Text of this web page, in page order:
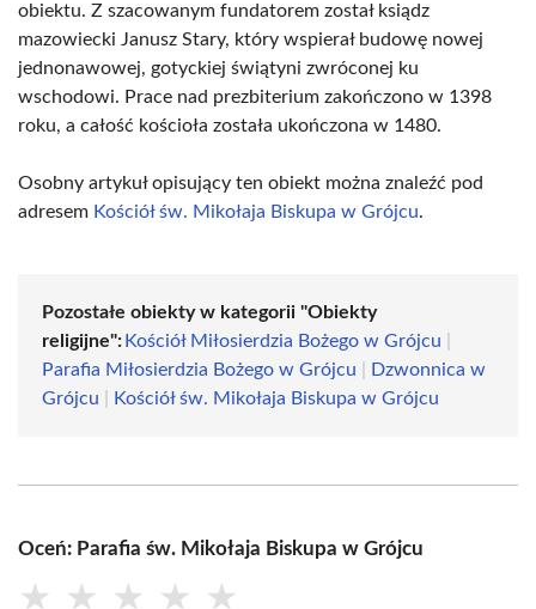
obiektu. Z szacowanym fundatorem został ksiądz
mazowiecki Janusz Stary, który wspierał budowę nowej
jednonawowej, gotyckiej świątyni zwróconej ku
wschodowi. Prace nad prezbiterium zakończono w 1398
roku, a całość kościoła została ukończona w 1480.
Osobny artykuł opisujący ten obiekt można znaleźć pod
adresem Kościół św. Mikołaja Biskupa w Grójcu.
Pozostałe obiekty w kategorii "Obiekty
religijne": Kościół Miłosierdzia Bożego w Grójcu
Parafia Miłosierdzia Bożego w Grójcu
Dzwonnica w
Grójcu
Kościół św. Mikołaja Biskupa w Grójcu
Oceń: Parafia św. Mikołaja Biskupa w Grójcu
★ ★ ★ ★ ★